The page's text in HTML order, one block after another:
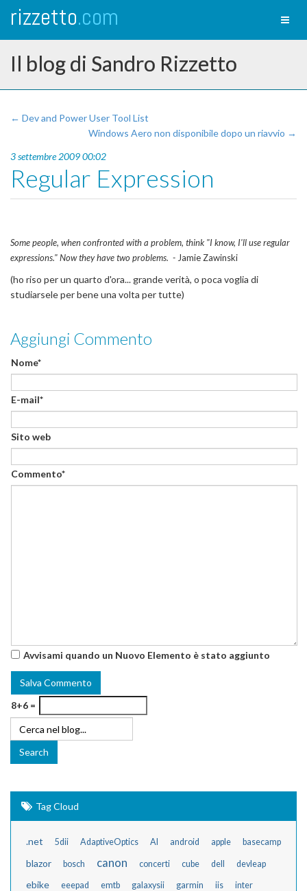
rizzetto.com
Il blog di Sandro Rizzetto
← Dev and Power User Tool List
Windows Aero non disponibile dopo un riavvio →
3 settembre 2009 00:02
Regular Expression
Some people, when confronted with a problem, think "I know, I'll use regular
expressions." Now they have two problems. - Jamie Zawinski
(ho riso per un quarto d'ora... grande verità, o poca voglia di
studiarsele per bene una volta per tutte)
Aggiungi Commento
Nome*
E-mail*
Sito web
Commento*
Avvisami quando un Nuovo Elemento è stato aggiunto
8+6 =
Tag Cloud
.net 5dii AdaptiveOptics AI android apple basecamp
blazor bosch canon concerti cube dell devleap
ebike eeepad emtb galaxysii garmin iis inter